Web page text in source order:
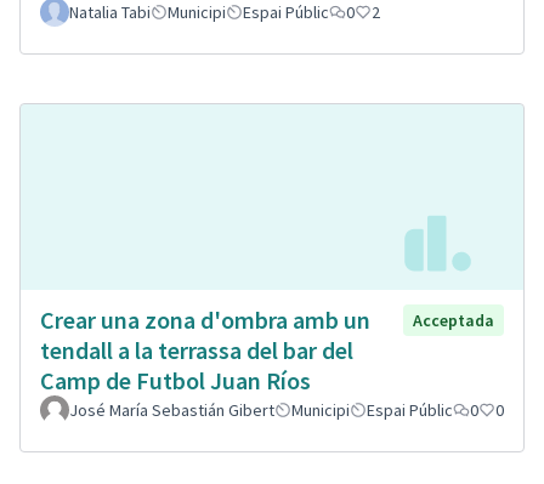
Natalia Tabi Municipi Espai Públic 0 2
Crear una zona d'ombra amb un
tendall a la terrassa del bar del
Camp de Futbol Juan Ríos
Acceptada
José María Sebastián Gibert Municipi Espai Públic 0 0